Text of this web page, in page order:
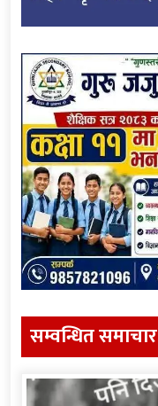
सम्वन्धित समाचार